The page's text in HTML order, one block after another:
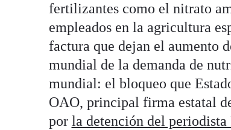
fertilizantes como el nitrato
empleados en la agricultura
factura que dejan el aumento
mundial de la demanda de
mundial: el bloqueo que
OAO, principal firma estatal
por la detención del